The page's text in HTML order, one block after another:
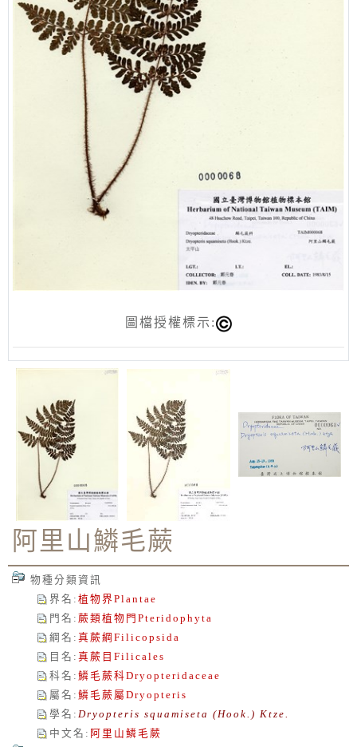
圖檔授權標示:
阿里山鱗毛蕨
物種分類資訊
界名 : 植物界 Plantae
門名 : 蕨類植物門 Pteridophyta
綱名 : 真蕨綱 Filicopsida
目名 : 真蕨目 Filicales
科名 : 鱗毛蕨科Dryopteridaceae
屬名 : 鱗毛蕨屬 Dryopteris
學名 : Dryopteris squamiseta (Hook.) Ktze.
中文名 : 阿里山鱗毛蕨